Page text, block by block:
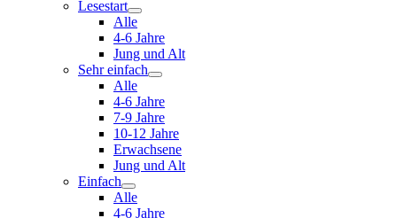
Lesestart
Alle
4-6 Jahre
Jung und Alt
Sehr einfach
Alle
4-6 Jahre
7-9 Jahre
10-12 Jahre
Erwachsene
Jung und Alt
Einfach
Alle
4-6 Jahre